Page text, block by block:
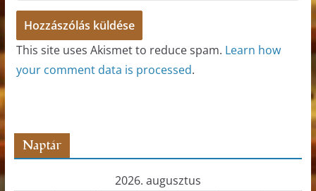
This site uses Akismet to reduce spam. Learn how
your comment data is processed.
Naptár
2026. augusztus